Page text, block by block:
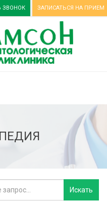
ЗВОНОК ЗАПИСАТЬСЯ НА ПРИЕМ